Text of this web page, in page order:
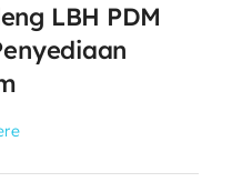
LBH PDM